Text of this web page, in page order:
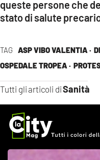
TAG ASP VIBO VALENTIA ·
OSPEDALE TROPEA ·
Tutti gli articoli diSanità
queste persone che
stato di salute